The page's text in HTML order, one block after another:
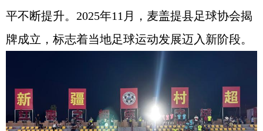
平不断提升。2025年11月，麦盖提县足球协会揭
牌成立，标志着当地足球运动发展迈入新阶段。